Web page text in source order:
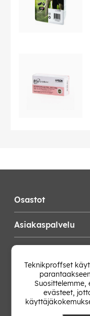
Osastot
Asiakaspalvelu
Vaihda Maa
Teknikproffset
evästeet,